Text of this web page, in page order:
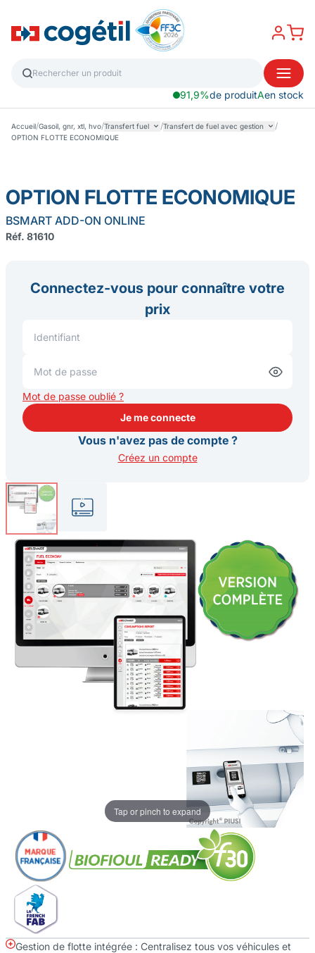
91,9%de produitAen stock
Accueil/Gasoil, gnr, xtl, hvo/Transfert fuel /Transfert de fuel avec gestion /
OPTION FLOTTE ECONOMIQUE
Tap or pinch to expand
Gestion de flotte intégrée : Centralisez tous vos véhicules et
OPTION FLOTTE ECONOMIQUE
BSMART ADD-ON ONLINE
Réf. 81610
Connectez-vous pour connaître votre
prix
Mot de passe oublié ?
Je me connecte
Je me connecte
Vous n'avez pas de compte ?
Créez un compte